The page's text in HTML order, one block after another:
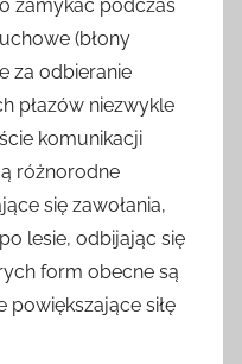
zamykać podczas
(błony
za odbieranie
płazów niezwykle
komunikacji
różnorodne
się zawołania,
lesie, odbijając się
form obecne są
siłę